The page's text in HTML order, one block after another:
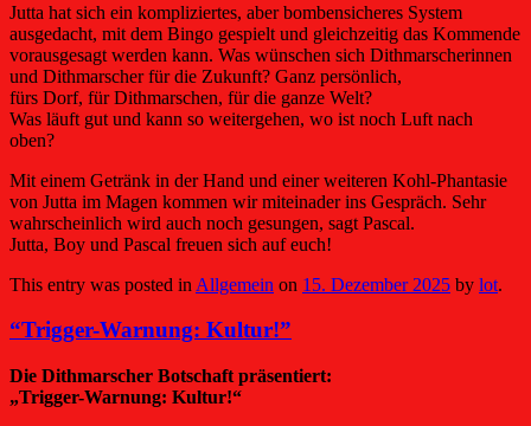
Jutta hat sich ein kompliziertes, aber bombensicheres System
ausgedacht, mit dem Bingo gespielt und gleichzeitig das Kommende
vorausgesagt werden kann. Was wünschen sich Dithmarscherinnen
und Dithmarscher für die Zukunft? Ganz persönlich,
fürs Dorf, für Dithmarschen, für die ganze Welt?
Was läuft gut und kann so weitergehen, wo ist noch Luft nach
oben?
Mit einem Getränk in der Hand und einer weiteren Kohl-Phantasie
von Jutta im Magen kommen wir miteinader ins Gespräch. Sehr
wahrscheinlich wird auch noch gesungen, sagt Pascal.
Jutta, Boy und Pascal freuen sich auf euch!
This entry was posted in Allgemein on 15. Dezember 2025 by lot.
“Trigger-Warnung: Kultur!”
Die Dithmarscher Botschaft präsentiert:
„Trigger-Warnung: Kultur!“